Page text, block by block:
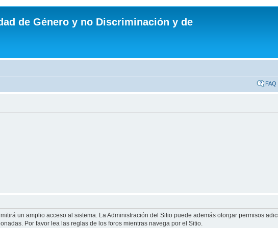
de Género y no Discriminación y de
FAQ
un amplio acceso al sistema. La Administración del Sitio puede además otorgar permisos
Por favor lea las reglas de los foros mientras navega por el Sitio.